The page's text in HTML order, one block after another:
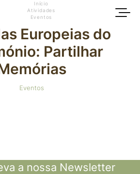
Início
Atividades
Eventos
Europeias do
Partilhar
Eventos
a nossa Newsletter